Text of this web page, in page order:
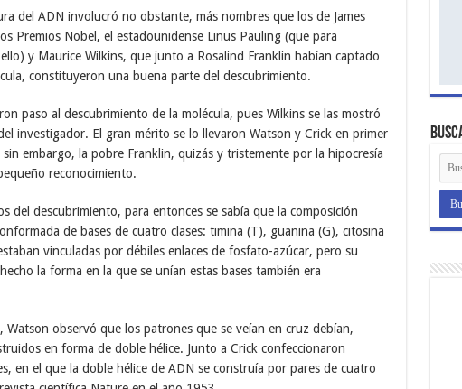
del ADN involucró no obstante, más nombres que los de James
Premios Nobel, el estadounidense Linus Pauling (que para
y Maurice Wilkins, que junto a Rosalind Franklin habían captado
constituyeron una buena parte del descubrimiento.
paso al descubrimiento de la molécula, pues Wilkins se las mostró
investigador. El gran mérito se lo llevaron Watson y Crick en primer
embargo, la pobre Franklin, quizás y tristemente por la hipocresía
reconocimiento.
del descubrimiento, para entonces se sabía que la composición
de bases de cuatro clases: timina (T), guanina (G), citosina
vinculadas por débiles enlaces de fosfato-azúcar, pero su
la forma en la que se unían estas bases también era
observó que los patrones que se veían en cruz debían,
en forma de doble hélice. Junto a Crick confeccionaron
en el que la doble hélice de ADN se construía por pares de cuatro